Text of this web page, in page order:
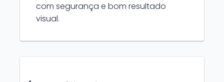
com segurança e bom resultado
visual.